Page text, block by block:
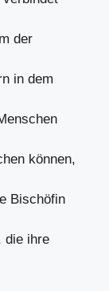
der
in dem
können,
Bischöfin
die ihre